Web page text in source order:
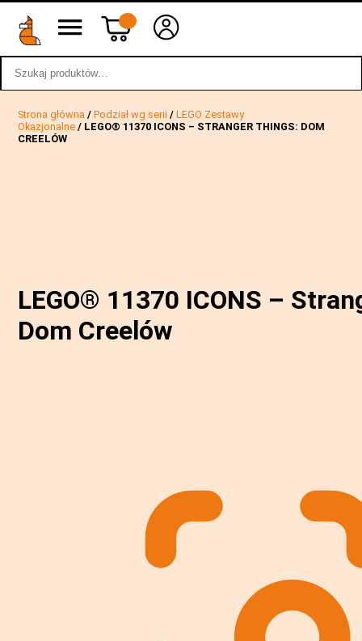
wstecz
Strona główna /Podział wg serii /LEGO Zestawy
Okazjonalne / LEGO® 11370 ICONS – STRANGER THINGS: DOM
CREELÓW
LEGO® 11370 ICONS –
Dom Creelów